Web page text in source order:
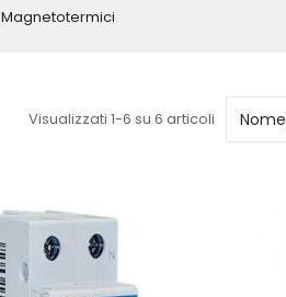
Magnetotermici
Visualizzati 1-6 su 6 articoli